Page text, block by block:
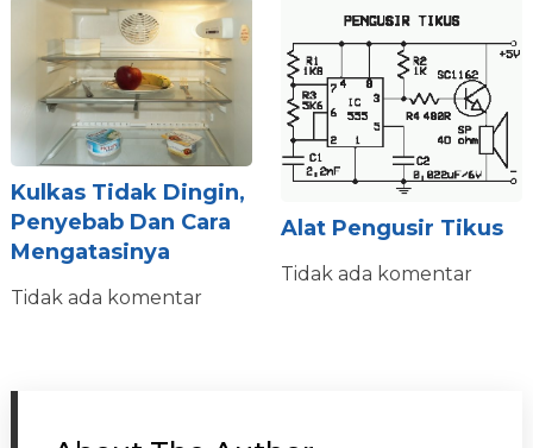
Kulkas Tidak Dingin,
Penyebab Dan Cara
Mengatasinya
Tidak ada komentar
Alat Pengusir Tikus
Tidak ada komentar